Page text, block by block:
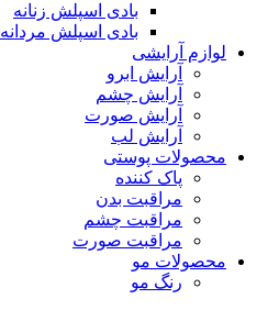
بادی اسپلش زنانه
بادی اسپلش مردانه
لوازم آرایشی
آرایش ابرو
آرایش چشم
آرایش صورت
آرایش لب
محصولات پوستی
پاک کننده
مراقبت بدن
مراقبت چشم
مراقبت صورت
محصولات مو
رنگ مو